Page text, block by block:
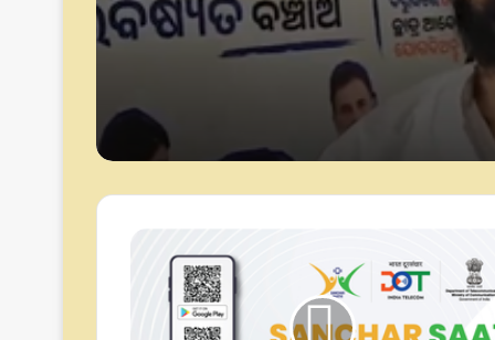
ई-20 पेट्रोल से इंजन-
आएगी दिक्कत, आम
पड़ेगा आर्थिक बोझ :
सलूजा
‘भारत माता की जय’ के